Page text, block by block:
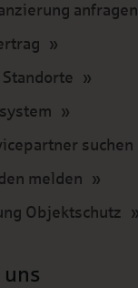
anfragen
suchen
melden
Objektschutz
uns